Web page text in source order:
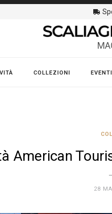
COLLEZIONI EVENTI
American
28